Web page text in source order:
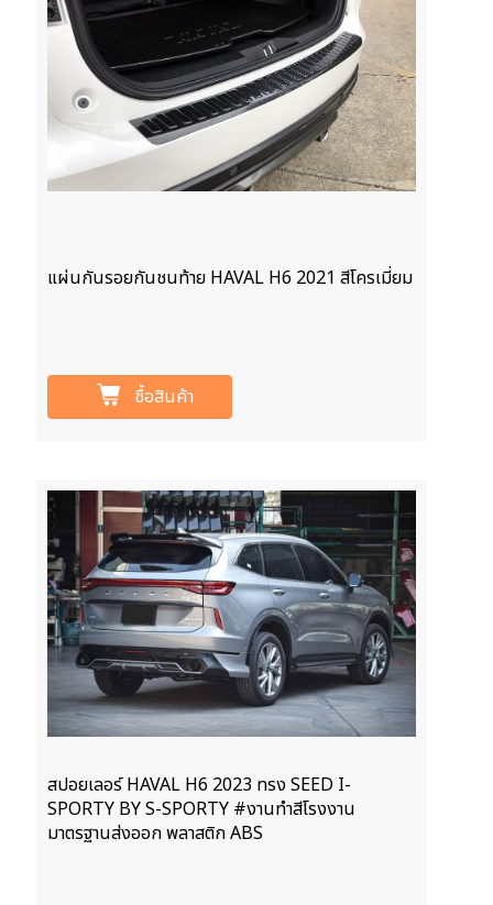
แผ่นกันรอยกันชนท้าย HAVAL H6 2021 สีโครเมี่ยม
ซื้อสินค้า
สปอยเลอร์ HAVAL H6 2023 ทรง SEED I-
SPORTY BY S-SPORTY #งานทำสีโรงงาน
มาตรฐานส่งออก พลาสติก ABS